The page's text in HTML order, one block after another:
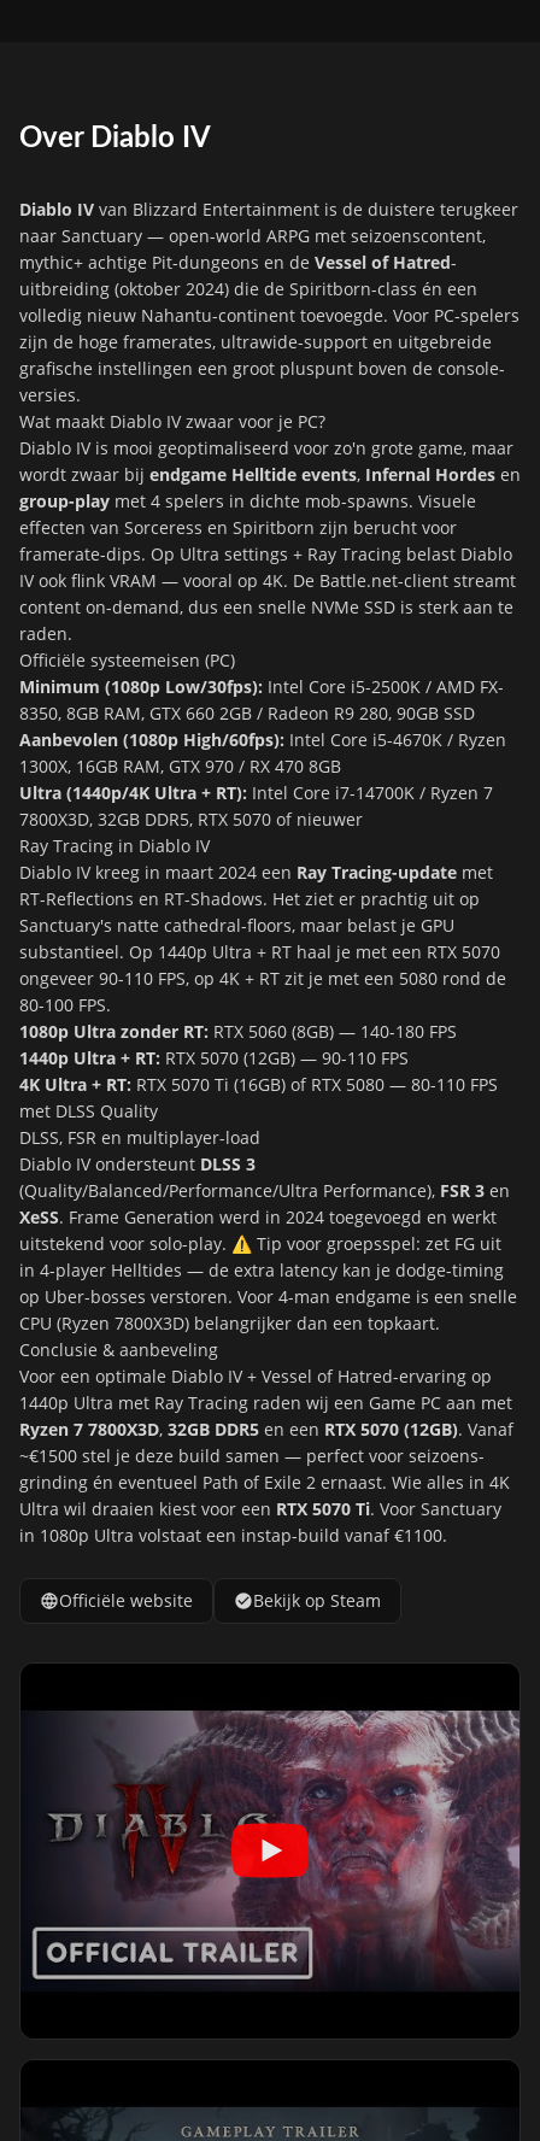
Over Diablo IV
Diablo IV van Blizzard Entertainment is de duistere terugkeer
naar Sanctuary — open-world ARPG met seizoenscontent,
mythic+ achtige Pit-dungeons en de Vessel of Hatred-
uitbreiding (oktober 2024) die de Spiritborn-class én een
volledig nieuw Nahantu-continent toevoegde. Voor PC-spelers
zijn de hoge framerates, ultrawide-support en uitgebreide
grafische instellingen een groot pluspunt boven de console-
versies.
Wat maakt Diablo IV zwaar voor je PC?
Diablo IV is mooi geoptimaliseerd voor zo'n grote game, maar
wordt zwaar bij endgame Helltide events, Infernal Hordes en
group-play met 4 spelers in dichte mob-spawns. Visuele
effecten van Sorceress en Spiritborn zijn berucht voor
framerate-dips. Op Ultra settings + Ray Tracing belast Diablo
IV ook flink VRAM — vooral op 4K. De Battle.net-client streamt
content on-demand, dus een snelle NVMe SSD is sterk aan te
raden.
Officiële systeemeisen (PC)
Minimum (1080p Low/30fps): Intel Core i5-2500K / AMD FX-
8350, 8GB RAM, GTX 660 2GB / Radeon R9 280, 90GB SSD
Aanbevolen (1080p High/60fps): Intel Core i5-4670K / Ryzen
1300X, 16GB RAM, GTX 970 / RX 470 8GB
Ultra (1440p/4K Ultra + RT): Intel Core i7-14700K / Ryzen 7
7800X3D, 32GB DDR5, RTX 5070 of nieuwer
Ray Tracing in Diablo IV
Diablo IV kreeg in maart 2024 een Ray Tracing-update met
RT-Reflections en RT-Shadows. Het ziet er prachtig uit op
Sanctuary's natte cathedral-floors, maar belast je GPU
substantieel. Op 1440p Ultra + RT haal je met een RTX 5070
ongeveer 90-110 FPS, op 4K + RT zit je met een 5080 rond de
80-100 FPS.
1080p Ultra zonder RT: RTX 5060 (8GB) — 140-180 FPS
1440p Ultra + RT: RTX 5070 (12GB) — 90-110 FPS
4K Ultra + RT: RTX 5070 Ti (16GB) of RTX 5080 — 80-110 FPS
met DLSS Quality
DLSS, FSR en multiplayer-load
Diablo IV ondersteunt DLSS 3
(Quality/Balanced/Performance/Ultra Performance), FSR 3 en
XeSS. Frame Generation werd in 2024 toegevoegd en werkt
uitstekend voor solo-play. ⚠️ Tip voor groepsspel: zet FG uit
in 4-player Helltides — de extra latency kan je dodge-timing
op Uber-bosses verstoren. Voor 4-man endgame is een snelle
CPU (Ryzen 7800X3D) belangrijker dan een topkaart.
Conclusie & aanbeveling
Voor een optimale Diablo IV + Vessel of Hatred-ervaring op
1440p Ultra met Ray Tracing raden wij een Game PC aan met
Ryzen 7 7800X3D, 32GB DDR5 en een RTX 5070 (12GB). Vanaf
~€1500 stel je deze build samen — perfect voor seizoens-
grinding én eventueel Path of Exile 2 ernaast. Wie alles in 4K
Ultra wil draaien kiest voor een RTX 5070 Ti. Voor Sanctuary
in 1080p Ultra volstaat een instap-build vanaf €1100.
Officiële website Bekijk op Steam